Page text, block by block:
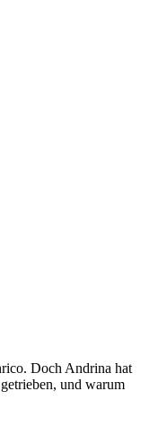
Doch Andrina hat
und warum